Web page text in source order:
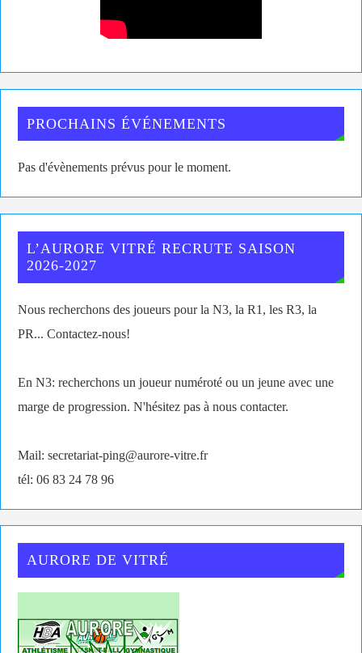
PROCHAINS ÉVÉNEMENTS
Pas d'évènements prévus pour le moment.
L’AURORE VITRÉ RECRUTE SAISON
2026-2027
Nous recherchons des joueurs pour la N3, la R1, les R3, la
PR... Contactez-nous!
En N3: recherchons un joueur numéroté ou un jeune avec une
marge de progression. N'hésitez pas à nous contacter.
Mail: secretariat-ping@aurore-vitre.fr
tél: 06 83 24 78 96
AURORE DE VITRÉ